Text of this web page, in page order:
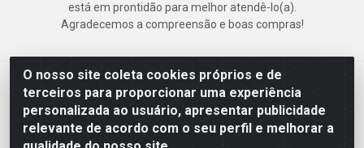
O nosso site coleta cookies próprios e de
terceiros para proporcionar uma experiência
personalizada ao usuário, apresentar publicidade
relevante de acordo com o seu perfil e melhorar a
está em prontidão para melhor atendê-lo(a).
Agradecemos a compreensão e boas compras!
Deskontão Atacado - Av. Marechal Mascarenhas de Morais, 2471 -
Imbiribeira - Recife/PE - CEP 51.150-001 - CNPJ 24.150.377/0003-
57